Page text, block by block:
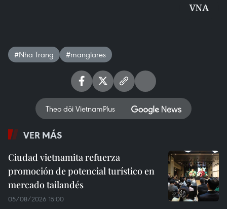
VNA
#Nha Trang #manglares
Theo dõi VietnamPlus
VER MÁS
Ciudad vietnamita refuerza
promoción de potencial turístico en
mercado tailandés
05/08/2026 15:00